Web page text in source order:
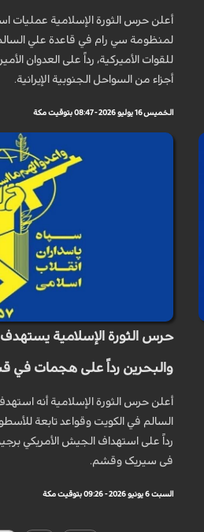
أعلن حرس الثورة الإسلامية عمليات
لمنظومة سي رام في قاعدة علي
للقوات الأميركية، رداً على العدوان
أجزاء من السواحل الجنوبية الإيرانية.
الخميس 16 يوليو 2026 - 08:47 بتوقيت مكة
حرس الثورة الإسلامية
والبحرين رداً على هجمات في
أعلن حرس الثورة الإسلامية أنه
السالم في الكويت وقواعد تابعة
رداً على استهداف الجيش الأمريكي
فی سیریک وقشم.
السبت 6 يونيو 2026 - 09:26 بتوقيت مكة